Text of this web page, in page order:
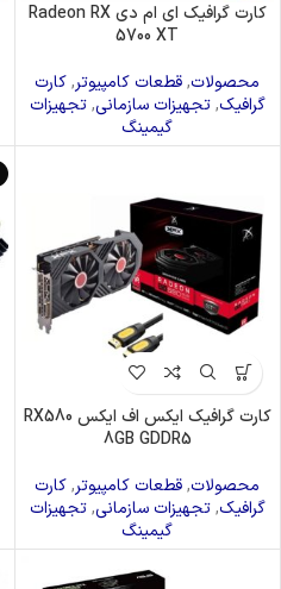
کارت گرافیک ای ام دی Radeon RX
5700 XT
محصولات,قطعات کامپیوتر,کارت
گرافیک,تجهیزات سازمانی,تجهیزات
گیمینگ
کارت گرافیک ایکس اف ایکس RX580
8GB GDDR5
محصولات,قطعات کامپیوتر,کارت
گرافیک,تجهیزات سازمانی,تجهیزات
گیمینگ